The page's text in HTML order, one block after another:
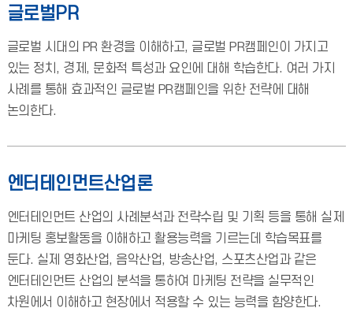
글로벌PR
글로벌 시대의 PR 환경을 이해하고, 글로벌 PR캠페인이 가지고
있는 정치, 경제, 문화적 특성과 요인에 대해 학습한다. 여러 가지
사례를 통해 효과적인 글로벌 PR캠페인을 위한 전략에 대해
논의한다.
엔터테인먼트산업론
엔터테인먼트 산업의 사례분석과 전략수립 및 기획 등을 통해 실제
마케팅 홍보활동을 이해하고 활용능력을 기르는데 학습목표를
둔다. 실제 영화산업, 음악산업, 방송산업, 스포츠산업과 같은
엔터테인먼트 산업의 분석을 통하여 마케팅 전략을 실무적인
차원에서 이해하고 현장에서 적용할 수 있는 능력을 함양한다.